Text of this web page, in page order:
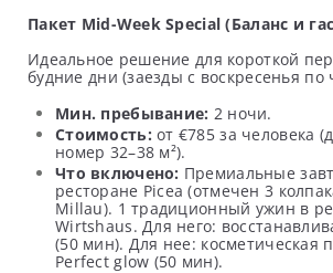
Пакет Mid-Week Special (Баланс и
Идеальное решение для короткой
будние дни (заезды с воскресенья по
Мин. пребывание: 2 ночи.
Стоимость: от €785 за человека
номер 32–38 м²).
Что включено: Премиальные
ресторане Picea (отмечен 3
Millau). 1 традиционный ужин в
Wirtshaus. Для него:
(50 мин). Для нее: косметическая
Perfect glow (50 мин).